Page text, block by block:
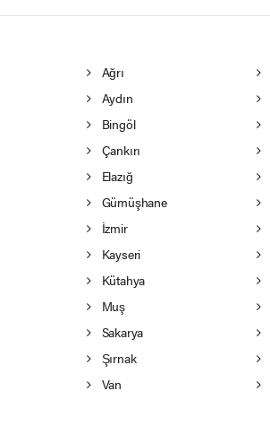
Ağrı
Aydın
Bingöl
Çankırı
Elazığ
Gümüşhane
İzmir
Kayseri
Kütahya
Muş
Sakarya
Şırnak
Van